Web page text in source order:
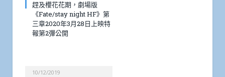
趕及櫻花花期，劇場版
《Fate/stay night HF》第
三章2020年3月28日上映特
報第2彈公開
10/12/2019